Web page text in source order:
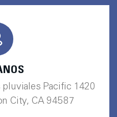
Pacific 1420
City, CA 94587